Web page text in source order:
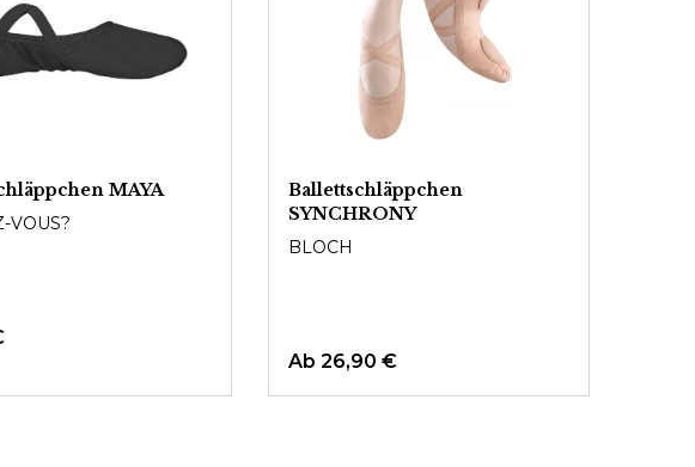
MAYA
VOUS?
Ballettschläppchen
SYNCHRONY
BLOCH
Ab 26,90 €